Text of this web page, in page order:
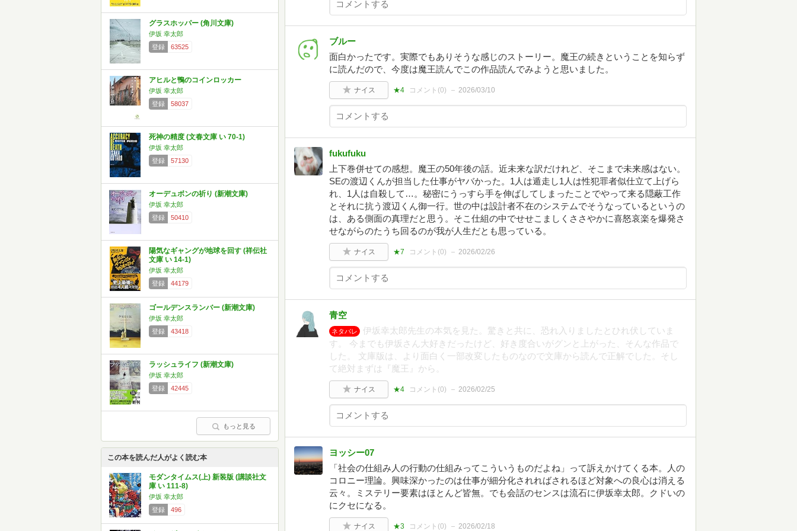
グラスホッパー (角川文庫)
伊坂 幸太郎
登録
63525
アヒルと鴨のコインロッカー
伊坂 幸太郎
登録
58037
死神の精度 (文春文庫 い 70-1)
伊坂 幸太郎
登録
57130
オーデュボンの祈り (新潮文庫)
伊坂 幸太郎
登録
50410
陽気なギャングが地球を回す (祥伝社
文庫 い 14-1)
伊坂 幸太郎
登録
44179
ゴールデンスランバー (新潮文庫)
伊坂 幸太郎
登録
43418
ラッシュライフ (新潮文庫)
伊坂 幸太郎
登録
42445
もっと見る
この本を読んだ人がよく読む本
モダンタイムス(上) 新装版 (講談社文
庫 い 111-8)
伊坂 幸太郎
登録
496
ブルー
面白かったです。実際でもありそうな感じのストーリー。魔王の続きということを知らず
に読んだので、今度は魔王読んでこの作品読んでみようと思いました。
ナイス ★4 コメント(0) 2026/03/10
fukufuku
上下巻併せての感想。魔王の50年後の話。近未来な訳だけれど、そこまで未来感はない。
SEの渡辺くんが担当した仕事がヤバかった。1人は遁走し1人は性犯罪者似仕立て上げら
れ、1人は自殺して…。秘密にうっすら手を伸ばしてしまったことでやって来る隠蔽工作
とそれに抗う渡辺くん御一行。世の中は設計者不在のシステムでそうなっているというの
は、ある側面の真理だと思う。そこ仕組の中でせせこましくささやかに喜怒哀楽を爆発さ
せながらのたうち回るのが我が人生だとも思っている。
ナイス ★7 コメント(0) 2026/02/26
青空
ネタバレ
伊坂幸太郎先生の本気を見た。驚きと共に、恐れ入りましたとひれ伏していま
す。 今までも伊坂さん大好きだったけど、好き度合いがグンと上がった、そんな作品で
した。 文庫版は、より面白く一部改変したものなので文庫から読んで正解でした。そし
て絶対まずは『魔王』から。
ナイス ★4 コメント(0) 2026/02/25
ヨッシー07
「社会の仕組み人の行動の仕組みってこういうものだよね」って訴えかけてくる本。人の
コロニー理論。興味深かったのは仕事が細分化されればされるほど対象への良心は消える
云々。ミステリー要素はほとんど皆無。でも会話のセンスは流石に伊坂幸太郎。クドいの
にクセになる。
ナイス ★3 コメント(0) 2026/02/18